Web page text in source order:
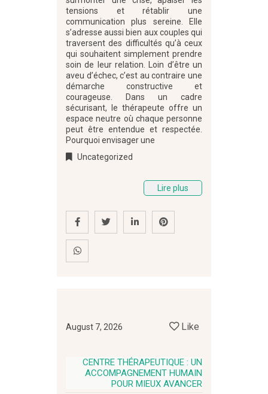
tensions et rétablir une
communication plus sereine. Elle
s’adresse aussi bien aux couples qui
traversent des difficultés qu’à ceux
qui souhaitent simplement prendre
soin de leur relation. Loin d’être un
aveu d’échec, c’est au contraire une
démarche constructive et
courageuse. Dans un cadre
sécurisant, le thérapeute offre un
espace neutre où chaque personne
peut être entendue et respectée.
Pourquoi envisager une
Uncategorized
Lire plus
August 7, 2026 Like
CENTRE THÉRAPEUTIQUE : UN
ACCOMPAGNEMENT HUMAIN
POUR MIEUX AVANCER